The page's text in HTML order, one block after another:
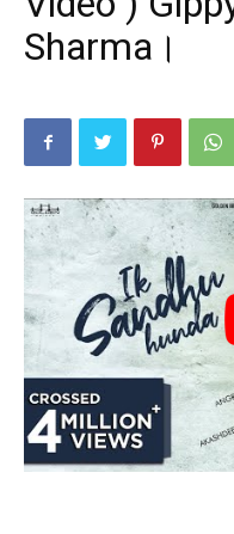
Sharma।